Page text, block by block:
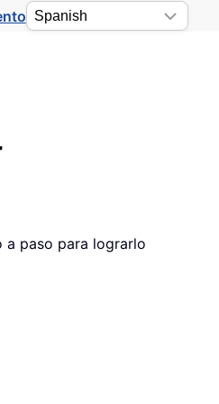
a paso para lograrlo